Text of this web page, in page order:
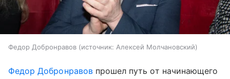
Федор Добронравов источник: Алексей Молчановский
Федор Добронравовпрошел путь от начинающего